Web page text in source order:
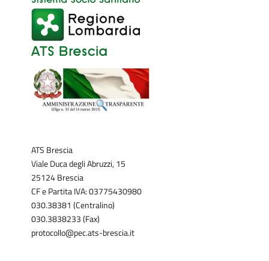
ATS Brescia
Viale Duca degli Abruzzi, 15
25124 Brescia
CF e Partita IVA: 03775430980
030.38381 (Centralino)
030.3838233 (Fax)
protocollo@pec.ats-brescia.it